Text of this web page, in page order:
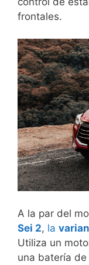
frontales.
A la par del
Sei 2, la
Utiliza un
una batería de